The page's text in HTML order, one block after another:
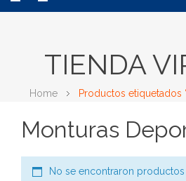
TIENDA
Home Productos etiquetados
Monturas
No se encontraron